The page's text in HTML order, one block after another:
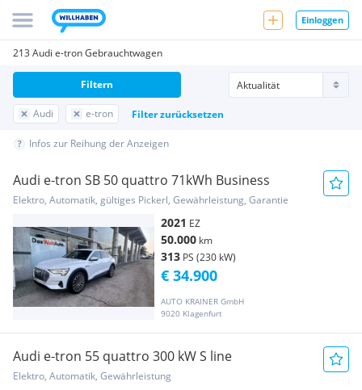
Einloggen
213 Audi e-tron Gebrauchtwagen
Audi e-tron Filter zurücksetzen
Filtern
Infos zur Reihung der Anzeigen
Audi e-tron SB 50 quattro 71kWh Business
Elektro, Automatik, gültiges Pickerl, Gewährleistung, Garantie
2021 EZ
50.000 km
313 PS (230 kW)
AUTO KRAINER GmbH
9020 Klagenfurt
€ 34.900
Audi e-tron 55 quattro 300 kW S line
Elektro, Automatik, Gewährleistung